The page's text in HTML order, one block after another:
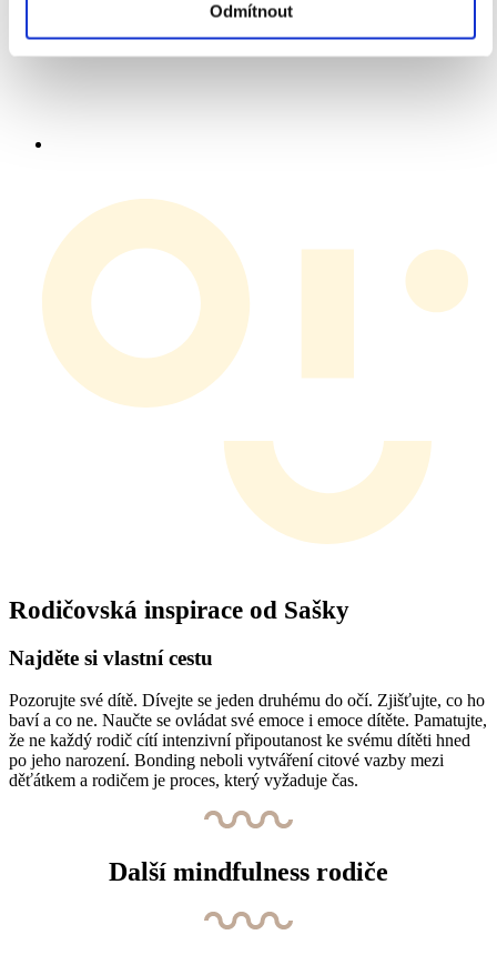
Odmítnout
Rodičovská inspirace od Sašky
Najděte si vlastní cestu
Pozorujte své dítě. Dívejte se jeden druhému do očí. Zjišťujte, co ho
baví a co ne. Naučte se ovládat své emoce i emoce dítěte. Pamatujte,
že ne každý rodič cítí intenzivní připoutanost ke svému dítěti hned
po jeho narození. Bonding neboli vytváření citové vazby mezi
děťátkem a rodičem je proces, který vyžaduje čas.
Další mindfulness rodiče